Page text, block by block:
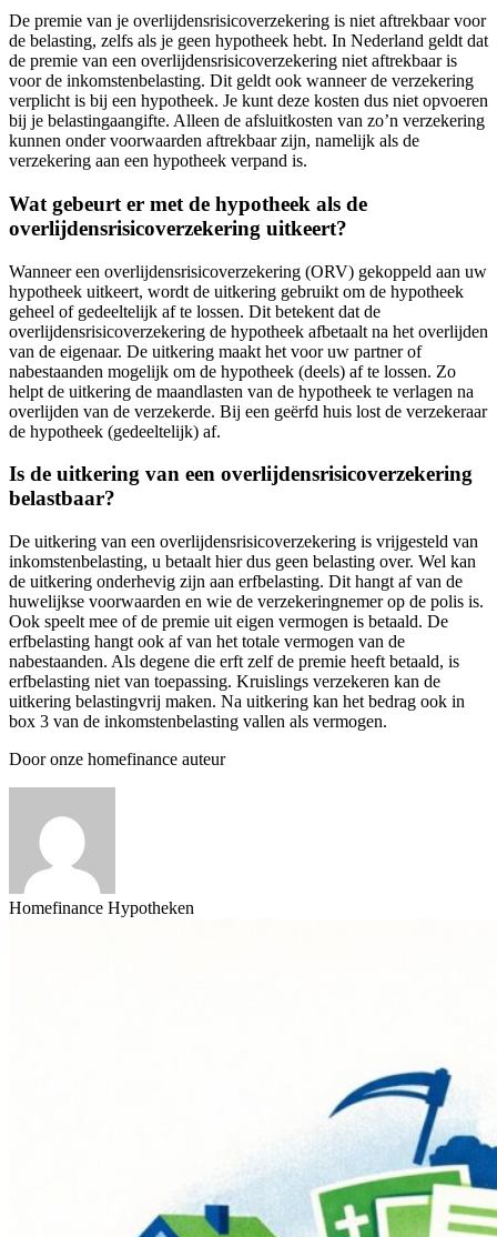
De premie van je overlijdensrisicoverzekering is niet aftrekbaar voor
de belasting, zelfs als je geen hypotheek hebt. In Nederland geldt dat
de premie van een overlijdensrisicoverzekering niet aftrekbaar is
voor de inkomstenbelasting. Dit geldt ook wanneer de verzekering
verplicht is bij een hypotheek. Je kunt deze kosten dus niet opvoeren
bij je belastingaangifte. Alleen de afsluitkosten van zo’n verzekering
kunnen onder voorwaarden aftrekbaar zijn, namelijk als de
verzekering aan een hypotheek verpand is.
Wat gebeurt er met de hypotheek als de
overlijdensrisicoverzekering uitkeert?
Wanneer een overlijdensrisicoverzekering (ORV) gekoppeld aan uw
hypotheek uitkeert, wordt de uitkering gebruikt om de hypotheek
geheel of gedeeltelijk af te lossen. Dit betekent dat de
overlijdensrisicoverzekering de hypotheek afbetaalt na het overlijden
van de eigenaar. De uitkering maakt het voor uw partner of
nabestaanden mogelijk om de hypotheek (deels) af te lossen. Zo
helpt de uitkering de maandlasten van de hypotheek te verlagen na
overlijden van de verzekerde. Bij een geërfd huis lost de verzekeraar
de hypotheek (gedeeltelijk) af.
Is de uitkering van een overlijdensrisicoverzekering
belastbaar?
De uitkering van een overlijdensrisicoverzekering is vrijgesteld van
inkomstenbelasting, u betaalt hier dus geen belasting over. Wel kan
de uitkering onderhevig zijn aan erfbelasting. Dit hangt af van de
huwelijkse voorwaarden en wie de verzekeringnemer op de polis is.
Ook speelt mee of de premie uit eigen vermogen is betaald. De
erfbelasting hangt ook af van het totale vermogen van de
nabestaanden. Als degene die erft zelf de premie heeft betaald, is
erfbelasting niet van toepassing. Kruislings verzekeren kan de
uitkering belastingvrij maken. Na uitkering kan het bedrag ook in
box 3 van de inkomstenbelasting vallen als vermogen.
Door onze homefinance auteur
Homefinance Hypotheken